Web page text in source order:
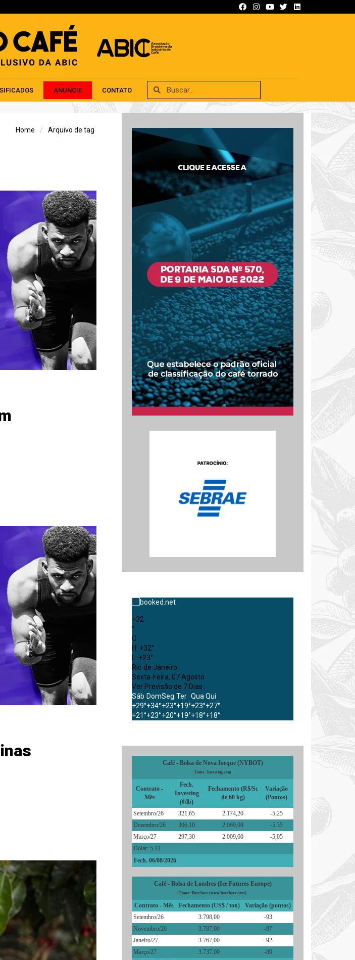
ANUNCIE CONTATO
EVENTOS
+32
°
C
H: +32°
L: +23°
Rio de Janeiro
Sexta-Feira, 07 Agosto
Ver Previsão de 7 Dias
Sáb DomSeg Ter QuaQui
+29°+34°+23°+19°+23°+27°
+21°+23°+20°+19°+18°+18°
Café - Bolsa de Nova Iorque (NYBOT)
Fonte: Investing.com
Contrato -
Mês
Fech.
Investing
(¢/lb)
Fechamento (R$/Sc
de 60 kg)
Variação
(Pontos)
Setembro/26 321,65 2.174,20
-5,25
Dezembro/26
306,10 2.069,09
-5,35
Março/27
297,30 2.009,60
-5,05
Dólar: 5,11
Fech. 06/08/2026
Café - Bolsa de Londres (Ice Futures Europe)
Fonte: Barchart (www.barchart.com)
Contrato - Mês Fechamento (US$ / ton)
Variação (pontos)
Setembro/26
3.798,00
-93
Novembro/26
3.787,00
-97
Janeiro/27
3.767,00
-92
Março/27
3.737,00
-89
Home Arquivo de tag